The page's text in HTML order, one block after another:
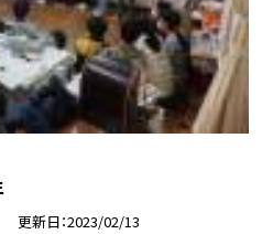
更新日 2023/02/13